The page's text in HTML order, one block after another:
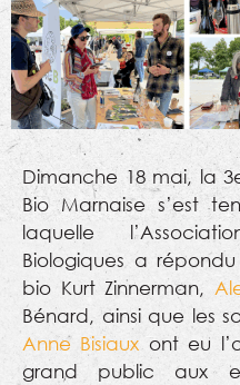
Dimanche 18 mai, la
Bio Marnaise s’est
laquelle
Biologiques a
bio Kurt Zinnerman,
Bénard, ainsi que les
Anne Bisiauxont eu
grand public aux